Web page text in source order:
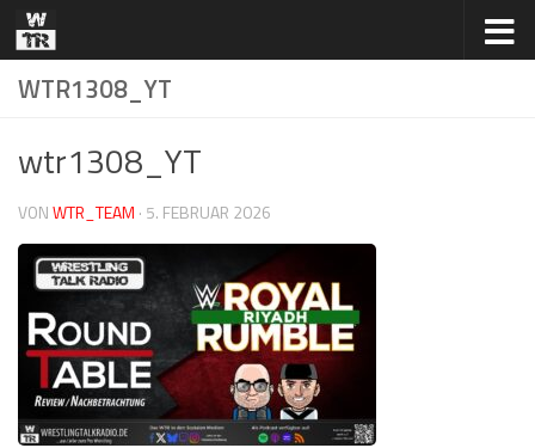
Zum Inhalt springen
WTR1308_YT
wtr1308_YT
VONWTR_TEAM · 5. FEBRUAR 2026